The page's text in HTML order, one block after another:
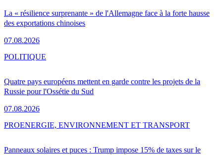
La « résilience surprenante » de l'Allemagne face à la forte hausse
des exportations chinoises
07.08.2026
Quatre pays européens mettent en garde contre les projets de la
Russie pour l'Ossétie du Sud
07.08.2026
POLITIQUE
Panneaux solaires et puces : Trump impose 15% de taxes sur le
PROENERGIE, ENVIRONNEMENT ET TRANSPORT